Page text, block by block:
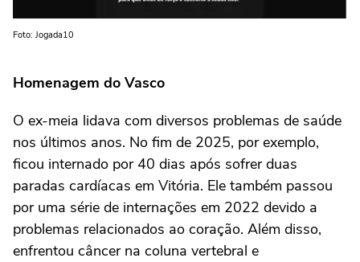
Foto: Jogada10
Homenagem do Vasco
O ex-meia lidava com diversos problemas de saúde
nos últimos anos. No fim de 2025, por exemplo,
ficou internado por 40 dias após sofrer duas
paradas cardíacas em Vitória. Ele também passou
por uma série de internações em 2022 devido a
problemas relacionados ao coração. Além disso,
enfrentou câncer na coluna vertebral e